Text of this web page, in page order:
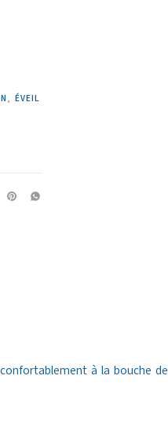
, ÉVEIL
à la bouche de